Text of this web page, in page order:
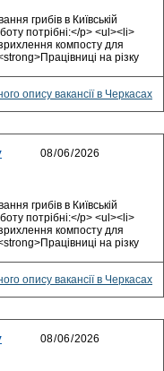
грибів в Київській
потрібні:</p> <ul><li>
компосту для
на різку
опису вакансії в Черкасах
грибів в Київській
потрібні:</p> <ul><li>
компосту для
на різку
опису вакансії в Черкасах